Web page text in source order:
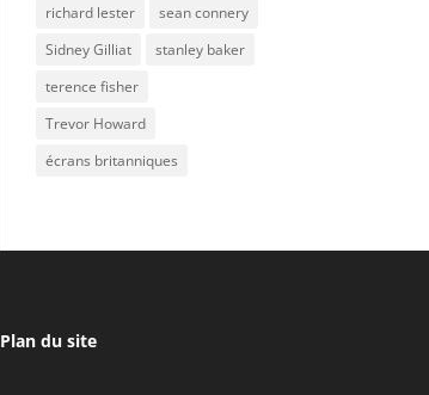
richard lester
sean connery
Sidney Gilliat
stanley baker
terence fisher
Trevor Howard
écrans britanniques
Plan du site